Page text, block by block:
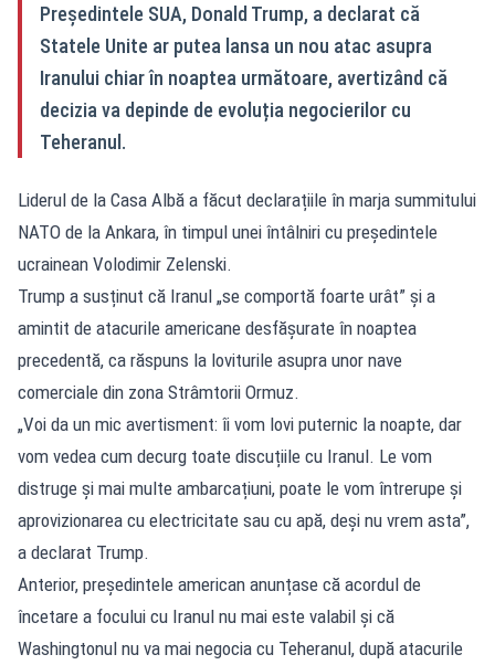
Președintele SUA, Donald Trump, a declarat că
Statele Unite ar putea lansa un nou atac asupra
Iranului chiar în noaptea următoare, avertizând că
decizia va depinde de evoluția negocierilor cu
Teheranul.
Liderul de la Casa Albă a făcut declarațiile în marja summitului
NATO de la Ankara, în timpul unei întâlniri cu președintele
ucrainean Volodimir Zelenski.
Trump a susținut că Iranul „se comportă foarte urât” și a
amintit de atacurile americane desfășurate în noaptea
precedentă, ca răspuns la loviturile asupra unor nave
comerciale din zona Strâmtorii Ormuz.
„Voi da un mic avertisment: îi vom lovi puternic la noapte, dar
vom vedea cum decurg toate discuțiile cu Iranul. Le vom
distruge și mai multe ambarcațiuni, poate le vom întrerupe și
aprovizionarea cu electricitate sau cu apă, deși nu vrem asta”,
a declarat Trump.
Anterior, președintele american anunțase că acordul de
încetare a focului cu Iranul nu mai este valabil și că
Washingtonul nu va mai negocia cu Teheranul, după atacurile